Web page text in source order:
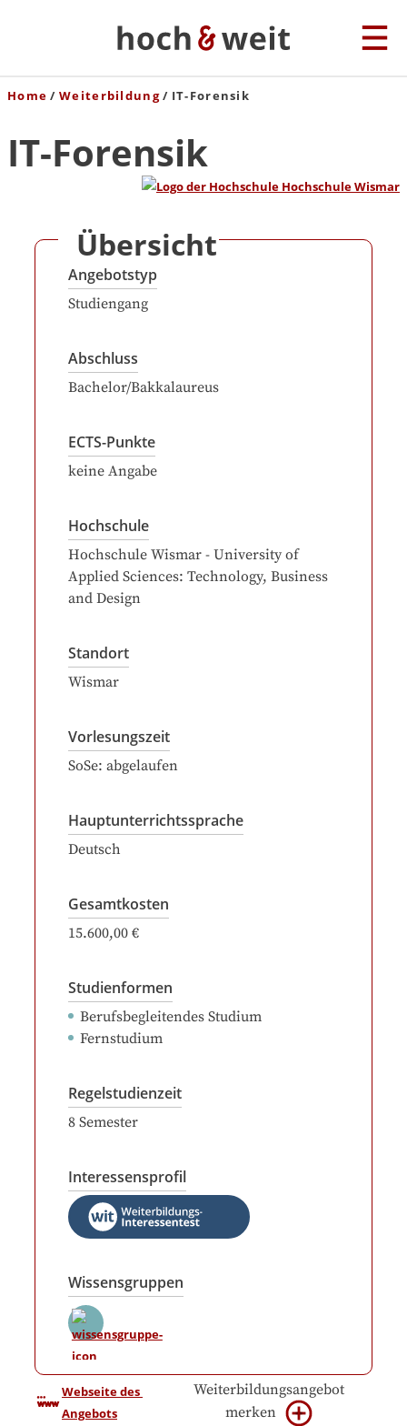
Home Weiterbildung IT-Forensik
IT-Forensik
Übersicht
Angebotstyp
Studiengang
Abschluss
Bachelor/Bakkalaureus
ECTS-Punkte
keine Angabe
Hochschule
Hochschule Wismar - University of
Applied Sciences: Technology, Business
and Design
Standort
Wismar
Vorlesungszeit
SoSe: abgelaufen
Hauptunterrichtssprache
Deutsch
Gesamtkosten
15.600,00 €
Studienformen
Berufsbegleitendes Studium
Fernstudium
Regelstudienzeit
8 Semester
Interessensprofil
Wissensgruppen
Webseite des
Angebots
Weiterbildungsangebot
merken